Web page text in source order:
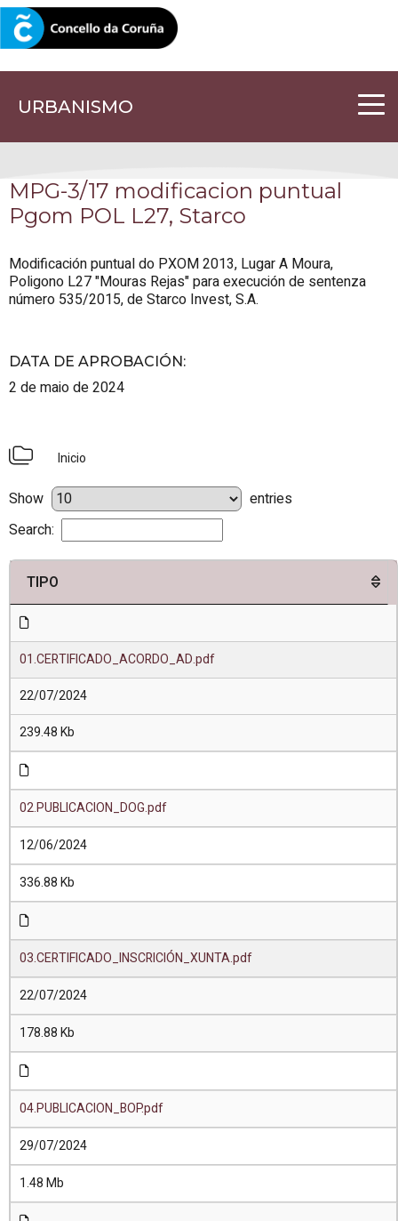
URBANISMO
CORUNA.GAL
MPG-3/17 modificacion puntual
Pgom POL L27, Starco
Modificación puntual do PXOM 2013, Lugar A Moura,
Poligono L27 "Mouras Rejas" para execución de sentenza
número 535/2015, de Starco Invest, S.A.
DATA DE APROBACIÓN:
2 de maio de 2024
Inicio
Show
entries
Search:
TIPO
01.CERTIFICADO_ACORDO_AD.pdf
22/07/2024
239.48 Kb
02.PUBLICACION_DOG.pdf
12/06/2024
336.88 Kb
03.CERTIFICADO_INSCRICIÓN_XUNTA.pdf
22/07/2024
178.88 Kb
04.PUBLICACION_BOP.pdf
29/07/2024
1.48 Mb